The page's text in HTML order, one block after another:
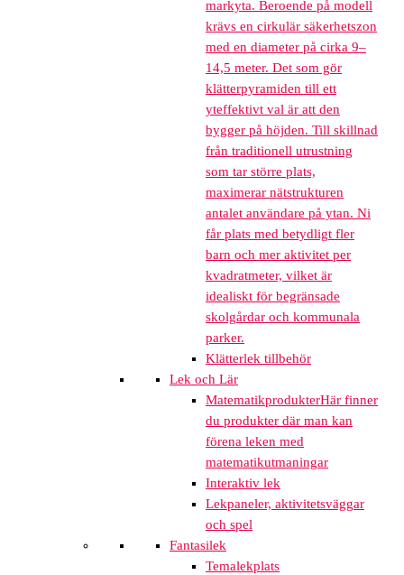
markyta. Beroende på modell
krävs en cirkulär säkerhetszon
med en diameter på cirka 9–
14,5 meter. Det som gör
klätterpyramiden till ett
yteffektivt val är att den
bygger på höjden. Till skillnad
från traditionell utrustning
som tar större plats,
maximerar nätstrukturen
antalet användare på ytan. Ni
får plats med betydligt fler
barn och mer aktivitet per
kvadratmeter, vilket är
idealiskt för begränsade
skolgårdar och kommunala
parker.
Klätterlek tillbehör
Lek och Lär
MatematikprodukterHär finner
du produkter där man kan
förena leken med
matematikutmaningar
Interaktiv lek
Lekpaneler, aktivitetsväggar
och spel
Fantasilek
Temalekplats